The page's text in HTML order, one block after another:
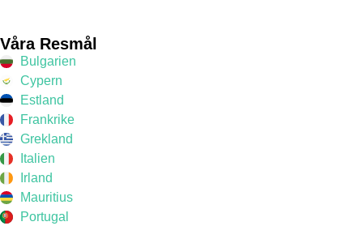
Våra Resmål
Bulgarien
Cypern
Estland
Frankrike
Grekland
Italien
Irland
Mauritius
Portugal